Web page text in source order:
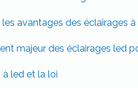
avantages des éclairages
majeur des éclairages led
à led et la loi